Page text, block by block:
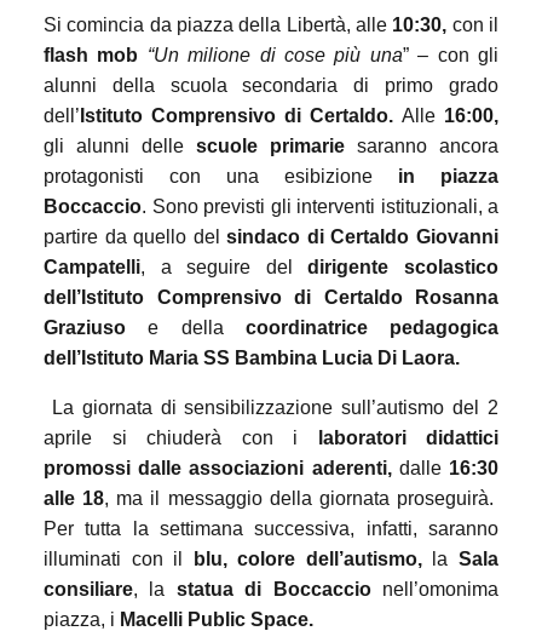
Si comincia da piazza della Libertà, alle 10:30, con il
flash mob “Un milione di cose più una” – con gli
alunni della scuola secondaria di primo grado
dell’ Istituto Comprensivo di Certaldo. Alle 16:00,
gli alunni delle scuole primarie saranno ancora
protagonisti con una esibizione in piazza
Boccaccio. Sono previsti gli interventi istituzionali, a
partire da quello delsindaco di Certaldo Giovanni
Campatelli, a seguire deldirigente scolastico
dell’Istituto Comprensivo di Certaldo Rosanna
Graziuso e della coordinatrice pedagogica
dell’Istituto Maria SS Bambina Lucia Di Laora.
La giornata di sensibilizzazione sull’autismo del 2
aprile si chiuderà con i
laboratori didattici
promossi dalle associazioni aderenti,dalle 16:30
alle 18, ma il messaggio della giornata proseguirà.
Per tutta la settimana successiva, infatti, saranno
illuminati con il
blu, colore dell’autismo,laSala
consiliare, la statua di Boccaccionell’omonima
piazza, i Macelli Public Space.